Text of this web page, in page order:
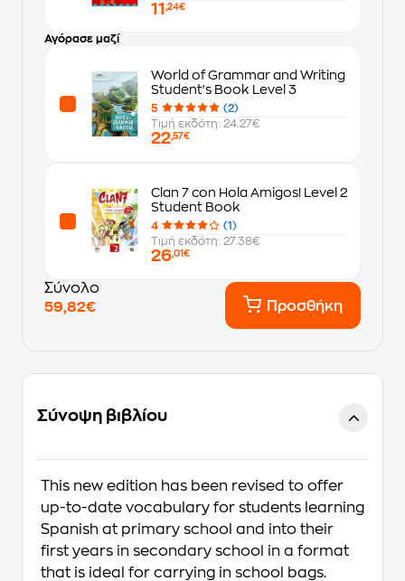
11 ,24€
Αγόρασε μαζί
World of Grammar and Writing
Student's Book Level 3
5
(2)
Τιμή εκδότη: 24.27€
22,57€
Clan 7 con Hola Amigos! Level 2
Student Book
4
(1)
Τιμή εκδότη: 27.38€
26,01€
Σύνολο
59,82€
Προσθήκη
Σύνοψη βιβλίου
This new edition has been revised to offer
up-to-date vocabulary for students learning
Spanish at primary school and into their
first years in secondary school in a format
that is ideal for carrying in school bags.